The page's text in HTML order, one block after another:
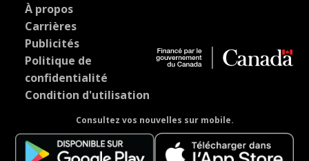
À propos
Carrières
Publicités
Politique de
confidentialité
Condition d'utilisation
Consultez vos nouvelles sur mobile.